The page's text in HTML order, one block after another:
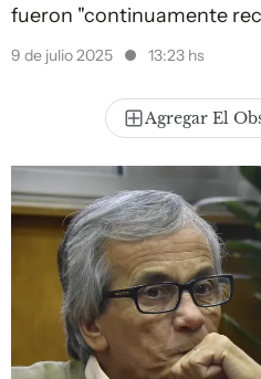
fueron "continuamente
9 de julio 2025 13:23 hs
Agregar El